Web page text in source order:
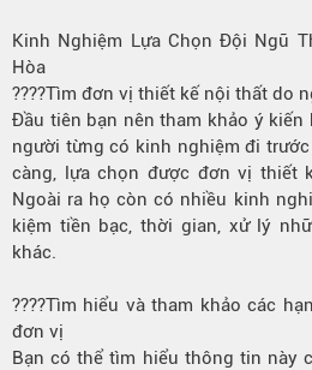
Kinh Nghiệm Lựa Chọn Đội Ngũ
Hòa
????Tìm đơn vị thiết kế nội thất do
Đầu tiên bạn nên tham khảo ý kiến
người từng có kinh nghiệm đi
càng, lựa chọn được đơn vị thiết
Ngoài ra họ còn có nhiều kinh
kiệm tiền bạc, thời gian, xử lý
khác.
????Tìm hiểu và tham khảo các
đơn vị
Bạn có thể tìm hiểu thông tin này